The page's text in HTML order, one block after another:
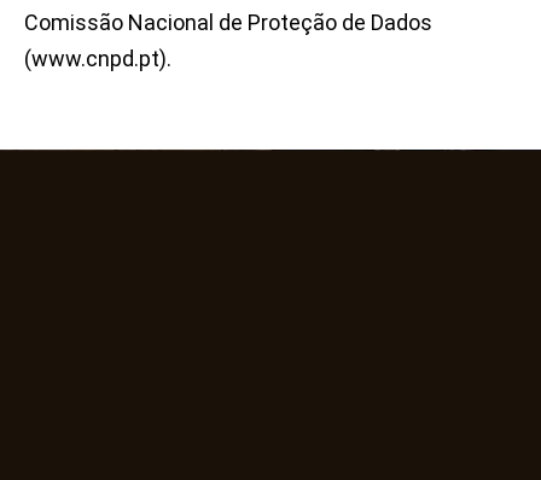
Comissão Nacional de Proteção de Dados
(www.cnpd.pt).